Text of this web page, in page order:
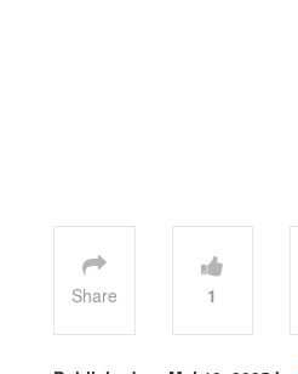
Share 1